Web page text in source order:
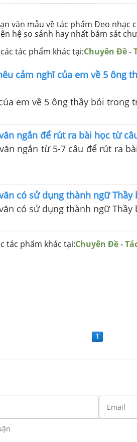
văn mẫu về tác phẩm Đeo nhạc
hệ so sánh hay nhất bám sát
tác phẩm khác tại:Chuyên Đề -
cảm nghĩ của em về 5 ông
em về 5 ông thầy bói trong
ngắn để rút ra bài học từ
ngắn từ 5-7 câu để rút ra
có sử dụng thành ngữ Thầy
có sử dụng thành ngữ Thầy
tác phẩm khác tại:Chuyên Đề -
1